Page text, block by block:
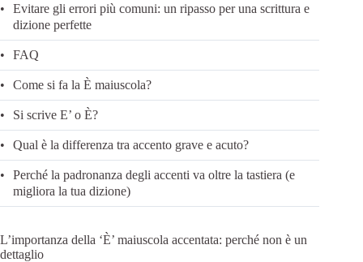
Evitare gli errori più comuni: un ripasso per una scrittura e
dizione perfette
FAQ
Come si fa la È maiuscola?
Si scrive E’ o È?
Qual è la differenza tra accento grave e acuto?
Perché la padronanza degli accenti va oltre la tastiera (e
migliora la tua dizione)
L’importanza della ‘È’ maiuscola accentata: perché non è un
dettaglio